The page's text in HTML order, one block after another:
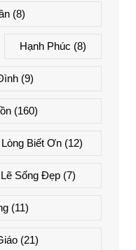
(8)
Hạnh Phúc (8)
(9)
(160)
Lòng Biết Ơn(12)
Lẽ Sống Đẹp(7)
(11)
(21)